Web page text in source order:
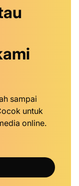
sampai
untuk
online.